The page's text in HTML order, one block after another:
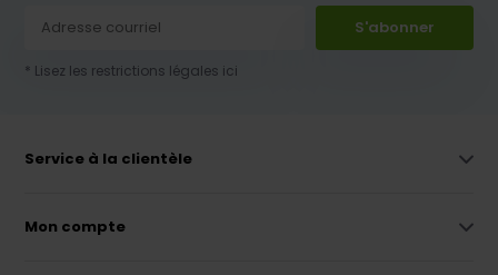
S'abonner
* Lisez les restrictions légales ici
Service à la clientèle
Mon compte